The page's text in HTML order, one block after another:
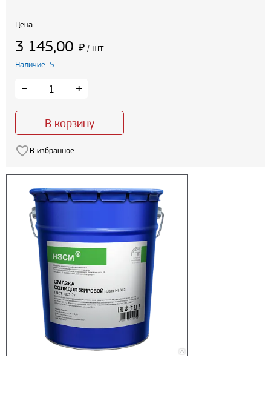
Цена
3 145,00 ₽ / шт
Наличие: 5
- +
В корзину
В избранное